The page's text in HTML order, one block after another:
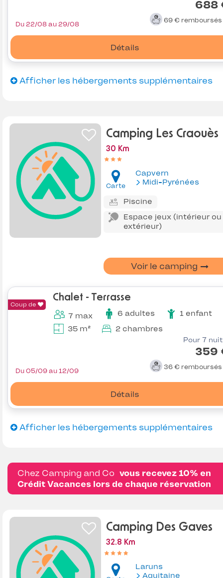
688
69 € remboursés
Détails
Du 22/08 au 29/08
Afficher les hébergements supplémentaires
Camping Les Craouès
30 Km
Carte
Capvern
Midi-Pyrénées
Piscine
Espace jeux (intérieur ou
extérieur)
Voir le camping
Coup de
Chalet - Terrasse
7 max 6 adultes
1 enfant
35 m²
2 chambres
Pour 7
359
36 € remboursés
Détails
Du 05/09 au 12/09
Afficher les hébergements supplémentaires
Chez Camping and Co vous recevez 10% en
Crédit Vacances lors de chaque réservation
Camping Des Gaves
32.8 Km
Laruns
Aquitaine